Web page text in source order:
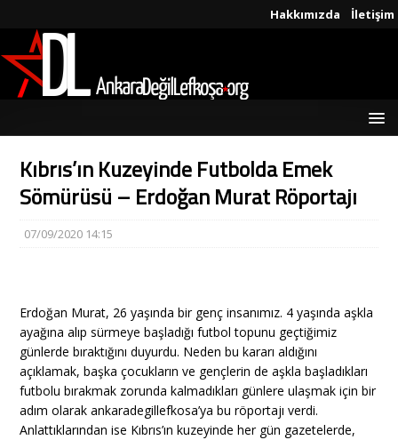
Hakkımızda İletişim
Kıbrıs’ın Kuzeyinde Futbolda Emek
Sömürüsü – Erdoğan Murat Röportajı
07/09/2020 14:15
Erdoğan Murat, 26 yaşında bir genç insanımız. 4 yaşında aşkla
ayağına alıp sürmeye başladığı futbol topunu geçtiğimiz
günlerde bıraktığını duyurdu. Neden bu kararı aldığını
açıklamak, başka çocukların ve gençlerin de aşkla başladıkları
futbolu bırakmak zorunda kalmadıkları günlere ulaşmak için bir
adım olarak ankaradegillefkosa’ya bu röportajı verdi.
Anlattıklarından ise Kıbrıs’ın kuzeyinde her gün gazetelerde,